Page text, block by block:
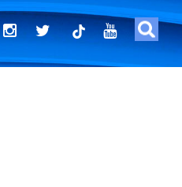
tiktok